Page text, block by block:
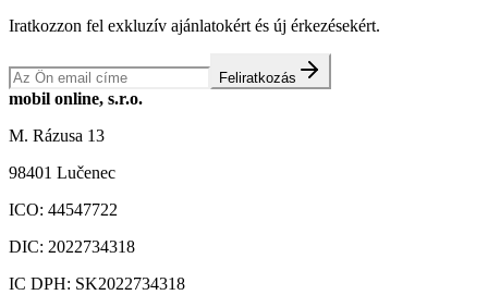
Iratkozzon fel exkluzív ajánlatokért és új érkezésekért.
Feliratkozás
mobil online, s.r.o.
M. Rázusa 13
98401 Lučenec
ICO: 44547722
DIC: 2022734318
IC DPH: SK2022734318